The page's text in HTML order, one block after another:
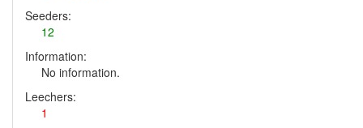
Seeders:
12
Information:
No information.
Leechers:
1